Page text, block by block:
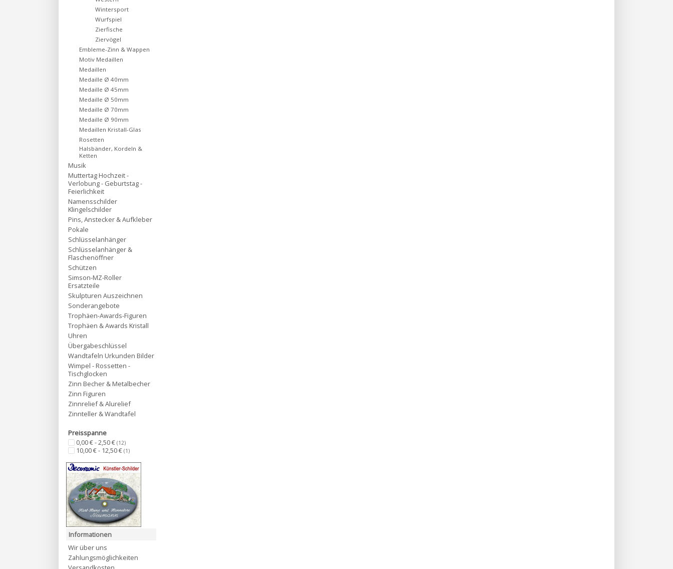
Wintersport
Wurfspiel
Zierfische
Ziervögel
Embleme-Zinn & Wappen
Motiv Medaillen
Medaillen
Medaille Ø 40mm
Medaille Ø 45mm
Medaille Ø 50mm
Medaille Ø 70mm
Medaille Ø 90mm
Medaillen Kristall-Glas
Rosetten
Halsbänder, Kordeln &
Ketten
Musik
Muttertag Hochzeit -
Verlobung - Geburtstag -
Feierlichkeit
Namensschilder
Klingelschilder
Pins, Anstecker & Aufkleber
Pokale
Schlüsselanhänger
Schlüsselanhänger &
Flaschenöffner
Schützen
Simson-MZ-Roller
Ersatzteile
Skulpturen Auszeichnen
Sonderangebote
Trophäen-Awards-Figuren
Trophäen & Awards Kristall
Uhren
Übergabeschlüssel
Wandtafeln Urkunden Bilder
Wimpel - Rossetten -
Tischglocken
Zinn Becher & Metalbecher
Zinn Figuren
Zinnrelief & Alurelief
Zinnteller & Wandtafel
Preisspanne
0,00 € - 2,50 € (12)
10,00 € - 12,50 € (1)
Informationen
Wir über uns
Zahlungsmöglichkeiten